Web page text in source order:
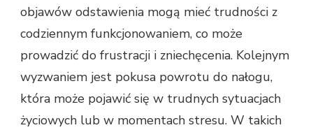
objawów odstawienia mogą mieć trudności z
codziennym funkcjonowaniem, co może
prowadzić do frustracji i zniechęcenia. Kolejnym
wyzwaniem jest pokusa powrotu do nałogu,
która może pojawić się w trudnych sytuacjach
życiowych lub w momentach stresu. W takich